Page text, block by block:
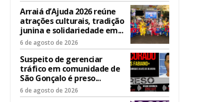
Arraiá d’Ajuda 2026 reúne
atrações culturais, tradição
junina e solidariedade em...
6 de agosto de 2026
Suspeito de gerenciar
tráfico em comunidade de
São Gonçalo é preso...
6 de agosto de 2026